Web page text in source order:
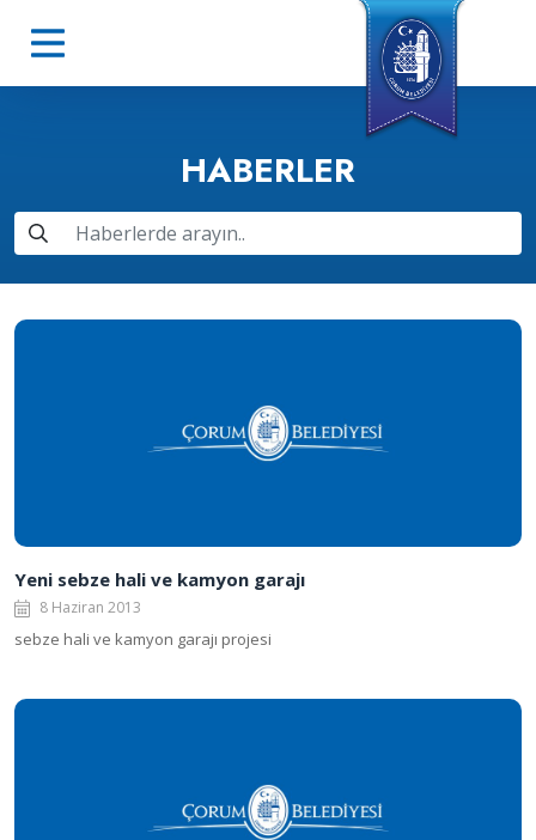
HABERLER
Yeni sebze hali ve kamyon garajı
8 Haziran 2013
sebze hali ve kamyon garajı projesi